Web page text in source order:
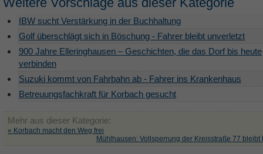
IBW sucht Verstärkung in der Buchhaltung
Golf überschlägt sich in Böschung - Fahrer bleibt unverletzt
900 Jahre Elleringhausen – Geschichten, die das Dorf bis heute
verbinden
Suzuki kommt von Fahrbahn ab - Fahrer ins Krankenhaus
Betreuungsfachkraft für Korbach gesucht
Mehr aus dieser Kategorie:
« Korbach macht den Weg frei
Mühlhausen: Vollsperrung der Kreisstraße 77 bleibt